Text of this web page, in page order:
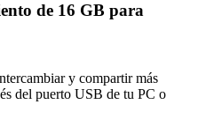
de 16 GB para
y compartir más
del puerto USB de tu PC o